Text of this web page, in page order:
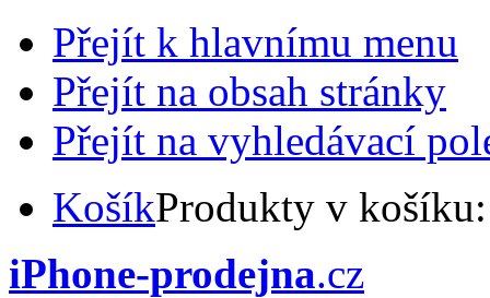
Přejít k hlavnímu menu
Přejít na obsah stránky
Přejít na vyhledávací
KošíkProdukty v
iPhone-prodejna.cz